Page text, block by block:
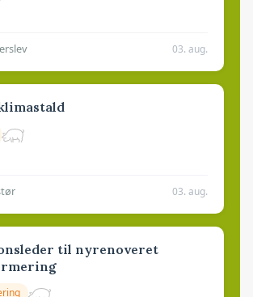
03. aug.
03. aug.
til nyrenoveret